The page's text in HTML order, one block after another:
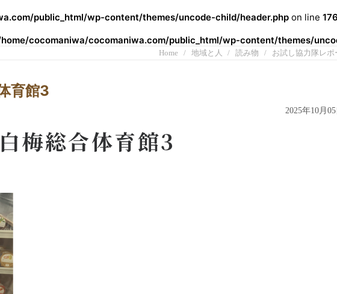
public_html/wp-content/themes/uncode-child/header.php on line 176
cocomaniwa/cocomaniwa.com/public_html/wp-content/themes/
Home 地域と人 読み物 お試し協力隊レ
育館3
2025年10月
梅総合体育館3